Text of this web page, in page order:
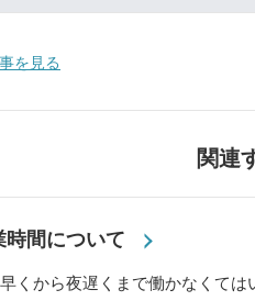
を見る
関連
時間について
早くから夜遅くまで働かなくて